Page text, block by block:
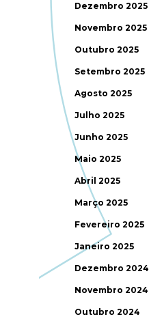
Dezembro 2025
Novembro 2025
Outubro 2025
Setembro 2025
Agosto 2025
Julho 2025
Junho 2025
Maio 2025
Abril 2025
Março 2025
Fevereiro 2025
Janeiro 2025
Dezembro 2024
Novembro 2024
Outubro 2024